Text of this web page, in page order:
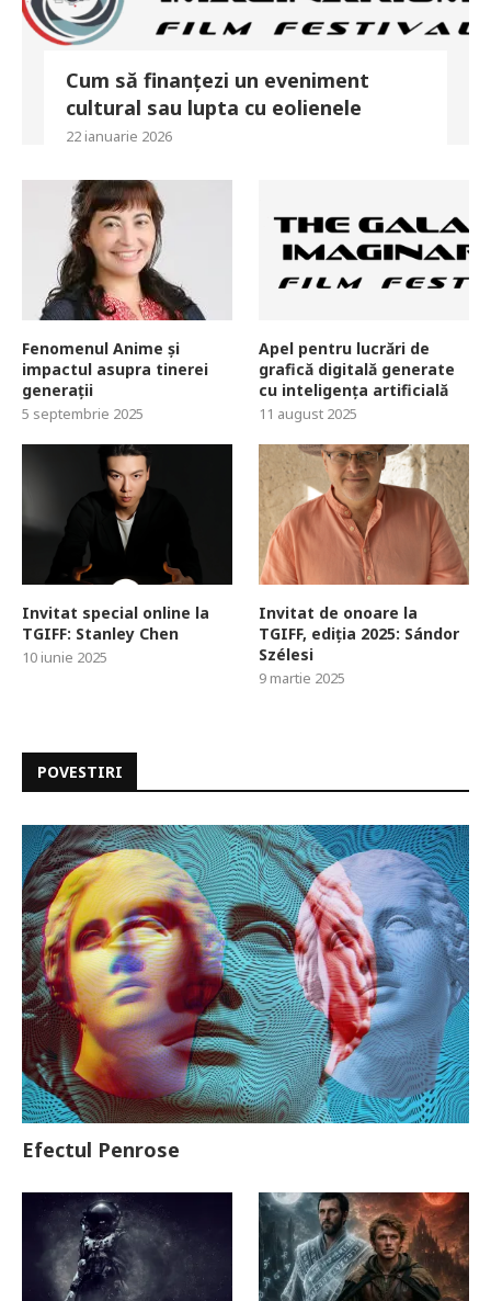
Cum să finanțezi un eveniment
cultural sau lupta cu eolienele
22 ianuarie 2026
Fenomenul Anime și
impactul asupra tinerei
generații
5 septembrie 2025
Apel pentru lucrări de
grafică digitală generate
cu inteligența artificială
11 august 2025
Invitat special online la
TGIFF: Stanley Chen
10 iunie 2025
Invitat de onoare la
TGIFF, ediția 2025: Sándor
Szélesi
9 martie 2025
POVESTIRI
Efectul Penrose